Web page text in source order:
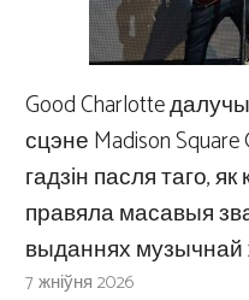
Good Charlotte
сцэне Madison Square
гадзін пасля таго,
правяла масавыя
выданнях музычнай
7 жніўня 2026